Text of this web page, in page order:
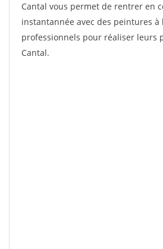
Cantal vous permet de rentrer en
instantannée avec des peintures à
professionnels pour réaliser leurs
Cantal.